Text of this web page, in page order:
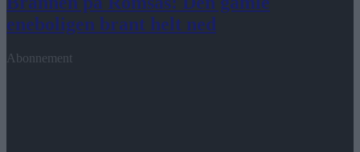
eneboligen brant helt ned
Abonnement